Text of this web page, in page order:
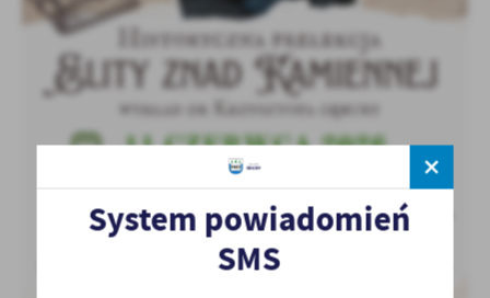
System powiadomień
SMS